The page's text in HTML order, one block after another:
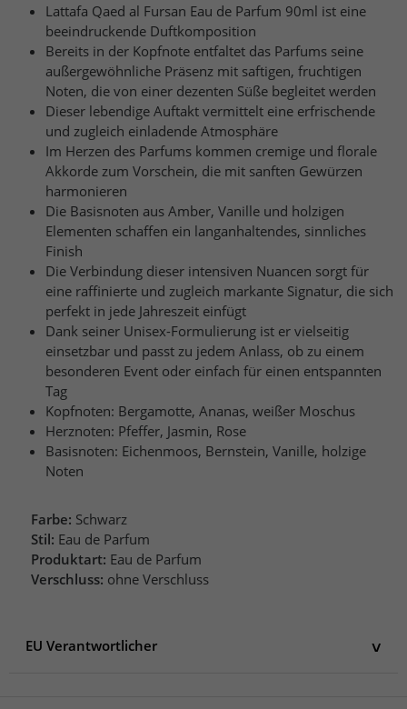
Lattafa Qaed al Fursan Eau de Parfum 90ml ist eine
beeindruckende Duftkomposition
Bereits in der Kopfnote entfaltet das Parfums seine
außergewöhnliche Präsenz mit saftigen, fruchtigen
Noten, die von einer dezenten Süße begleitet werden
Dieser lebendige Auftakt vermittelt eine erfrischende
und zugleich einladende Atmosphäre
Im Herzen des Parfums kommen cremige und florale
Akkorde zum Vorschein, die mit sanften Gewürzen
harmonieren
Die Basisnoten aus Amber, Vanille und holzigen
Elementen schaffen ein langanhaltendes, sinnliches
Finish
Die Verbindung dieser intensiven Nuancen sorgt für
eine raffinierte und zugleich markante Signatur, die sich
perfekt in jede Jahreszeit einfügt
Dank seiner Unisex-Formulierung ist er vielseitig
einsetzbar und passt zu jedem Anlass, ob zu einem
besonderen Event oder einfach für einen entspannten
Tag
Kopfnoten: Bergamotte, Ananas, weißer Moschus
Herznoten: Pfeffer, Jasmin, Rose
Basisnoten: Eichenmoos, Bernstein, Vanille, holzige
Noten
Farbe: Schwarz
Stil: Eau de Parfum
Produktart: Eau de Parfum
Verschluss: ohne Verschluss
EU Verantwortlicher